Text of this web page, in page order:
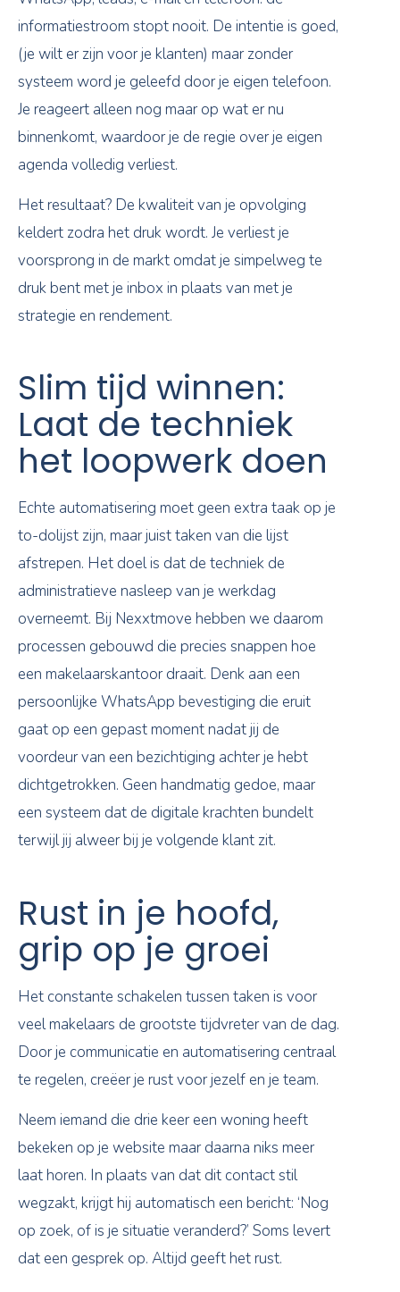
informatiestroom stopt nooit. De intentie is goed,
(je wilt er zijn voor je klanten) maar zonder
systeem word je geleefd door je eigen telefoon.
Je reageert alleen nog maar op wat er nu
binnenkomt, waardoor je de regie over je eigen
agenda volledig verliest.
Het resultaat? De kwaliteit van je opvolging
keldert zodra het druk wordt. Je verliest je
voorsprong in de markt omdat je simpelweg te
druk bent met je inbox in plaats van met je
strategie en rendement.
Slim tijd winnen:
Laat de techniek
het loopwerk doen
Echte automatisering moet geen extra taak op je
to-dolijst zijn, maar juist taken van die lijst
afstrepen. Het doel is dat de techniek de
administratieve nasleep van je werkdag
overneemt. Bij Nexxtmove hebben we daarom
processen gebouwd die precies snappen hoe
een makelaarskantoor draait. Denk aan een
persoonlijke WhatsApp bevestiging die eruit
gaat op een gepast moment nadat jij de
voordeur van een bezichtiging achter je hebt
dichtgetrokken. Geen handmatig gedoe, maar
een systeem dat de digitale krachten bundelt
terwijl jij alweer bij je volgende klant zit.
Rust in je hoofd,
grip op je groei
Het constante schakelen tussen taken is voor
veel makelaars de grootste tijdvreter van de dag.
Door je communicatie en automatisering centraal
te regelen, creëer je rust voor jezelf en je team.
Neem iemand die drie keer een woning heeft
bekeken op je website maar daarna niks meer
laat horen. In plaats van dat dit contact stil
wegzakt, krijgt hij automatisch een bericht: ‘Nog
op zoek, of is je situatie veranderd?’ Soms levert
dat een gesprek op. Altijd geeft het rust.